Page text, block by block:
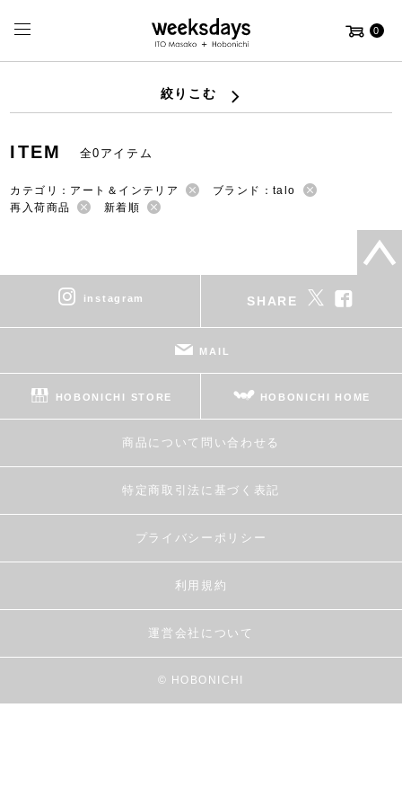
0
絞りこむ
ITEM 全0アイテム
カテゴリ：アート＆インテリア
ブランド：talo
再入荷商品
新着順
instagram SHARE
MAIL
HOBONICHI STORE HOBONICHI HOME
商品について問い合わせる
特定商取引法に基づく表記
プライバシーポリシー
利用規約
運営会社について
© HOBONICHI